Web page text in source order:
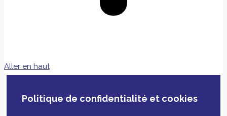
Aller en haut
Politique de confidentialité et cookies